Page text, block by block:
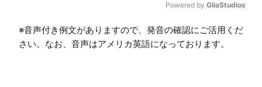
M
u
Powered by GliaStudios
※音声付き例文がありますので、発音の確認にご活用くだ
さい。なお、音声はアメリカ英語になっております。